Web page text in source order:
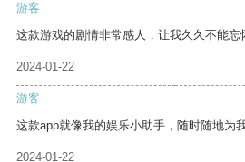
游客
这款游戏的剧情非常感人，让我久久不能忘
2024-01-22
游客
这款app就像我的娱乐小助手，随时随地为
2024-01-22